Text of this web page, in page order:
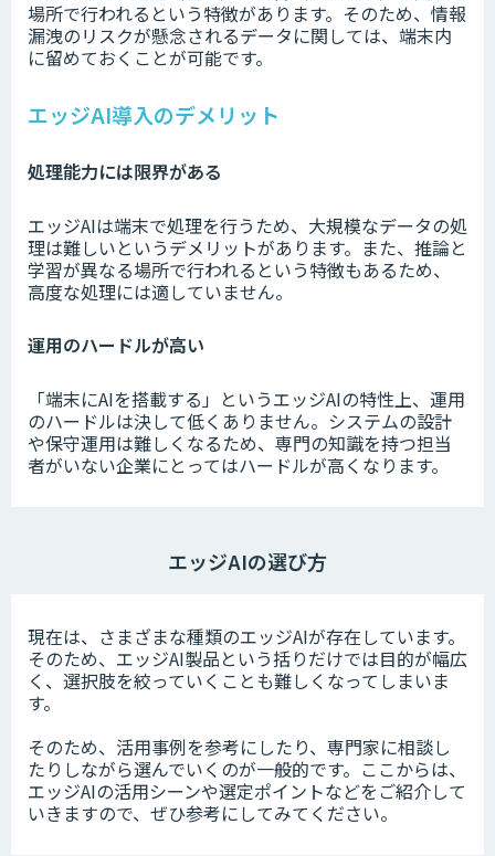
場所で行われるという特徴があります。そのため、情報
漏洩のリスクが懸念されるデータに関しては、端末内
に留めておくことが可能です。
エッジAI導入のデメリット
処理能力には限界がある
エッジAIは端末で処理を行うため、大規模なデータの処
理は難しいというデメリットがあります。また、推論と
学習が異なる場所で行われるという特徴もあるため、
高度な処理には適していません。
運用のハードルが高い
「端末にAIを搭載する」というエッジAIの特性上、運用
のハードルは決して低くありません。システムの設計
や保守運用は難しくなるため、専門の知識を持つ担当
者がいない企業にとってはハードルが高くなります。
エッジAIの選び方
現在は、さまざまな種類のエッジAIが存在しています。
そのため、エッジAI製品という括りだけでは目的が幅広
く、選択肢を絞っていくことも難しくなってしまいま
す。
そのため、活用事例を参考にしたり、専門家に相談し
たりしながら選んでいくのが一般的です。ここからは、
エッジAIの活用シーンや選定ポイントなどをご紹介して
いきますので、ぜひ参考にしてみてください。